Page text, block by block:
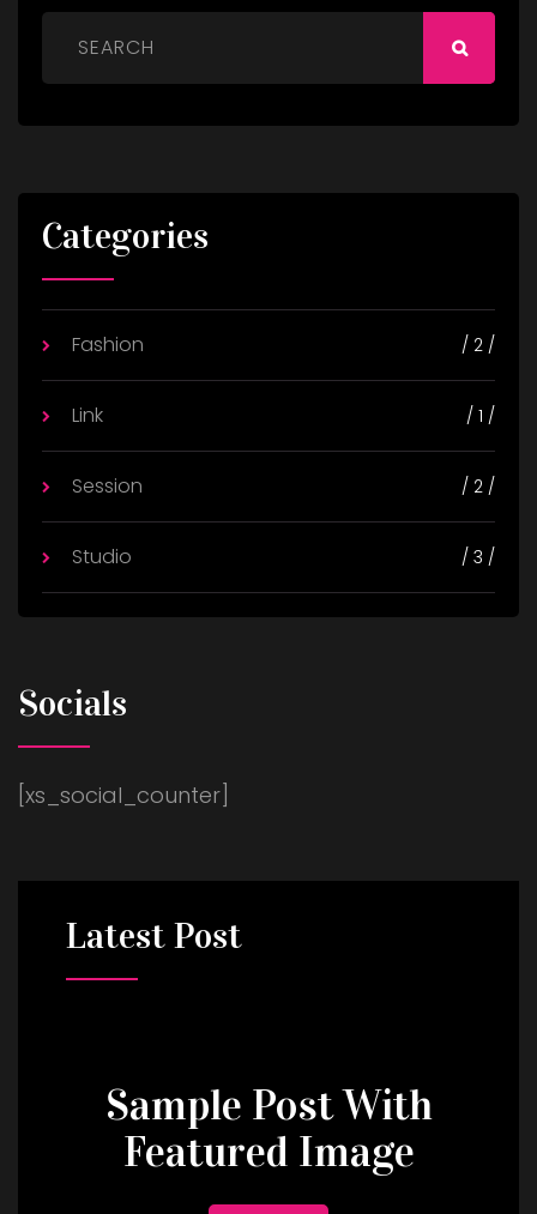
Categories
Fashion / 2 /
Link / 1 /
Session / 2 /
Studio / 3 /
Socials
[xs_social_counter]
LatestPost
Sample Post With
Featured Image